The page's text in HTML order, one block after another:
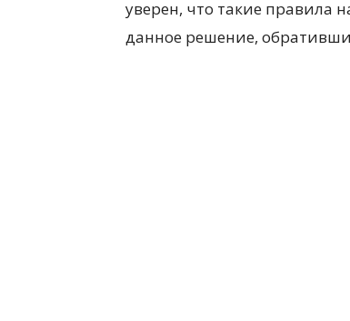
уверен, что такие правила
данное решение,